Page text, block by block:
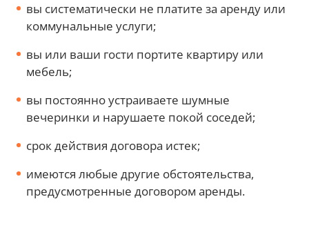
вы систематически не платите за аренду или
коммунальные услуги;
вы или ваши гости портите квартиру или
мебель;
вы постоянно устраиваете шумные
вечеринки и нарушаете покой соседей;
срок действия договора истек;
имеются любые другие обстоятельства,
предусмотренные договором аренды.